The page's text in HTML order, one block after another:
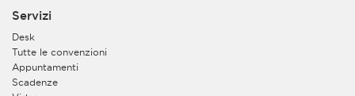
Servizi
Desk
Tutte le convenzioni
Appuntamenti
Scadenze